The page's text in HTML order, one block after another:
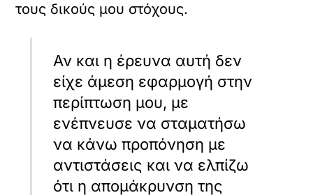
τους δικούς μου στόχους.
Αν και η έρευνα αυτή δεν
είχε άμεση εφαρμογή στην
περίπτωση μου, με
ενέπνευσε να σταματήσω
να κάνω προπόνηση με
αντιστάσεις και να ελπίζω
ότι η απομάκρυνση της